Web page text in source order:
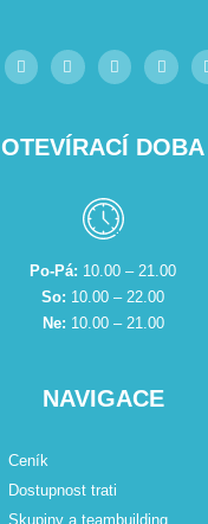
OTEVÍRACÍ DOBA
Po-Pá: 10.00 – 21.00
So: 10.00 – 22.00
Ne: 10.00 – 21.00
NAVIGACE
Ceník
Dostupnost trati
Skupiny a teambuilding